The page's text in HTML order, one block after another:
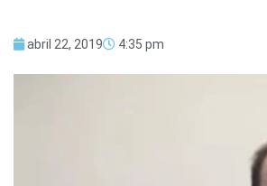
abril 22, 2019 4:35 pm